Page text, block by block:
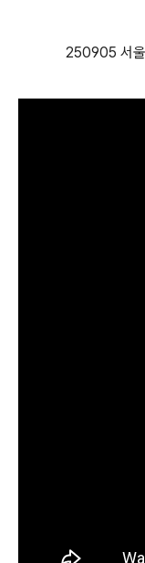
250905 서울